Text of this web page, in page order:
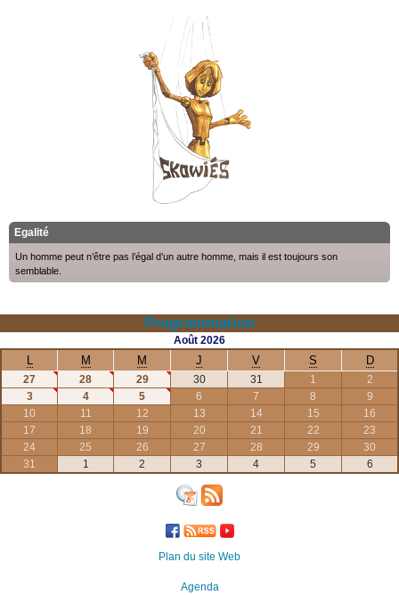
Egalité
Un homme peut n’être pas l’égal d’un autre homme, mais il est toujours son
semblable.
Programmation
Août 2026
L M M J V S D
27 28 29 30 31 1
2
3
4 5 6 7 8
9
10
11 12 13 14 15
16
17
18 19 20 21 22
23
24
25 26 27 28 29
30
31
1 2 3 4 5 6
Plan du site Web
Agenda